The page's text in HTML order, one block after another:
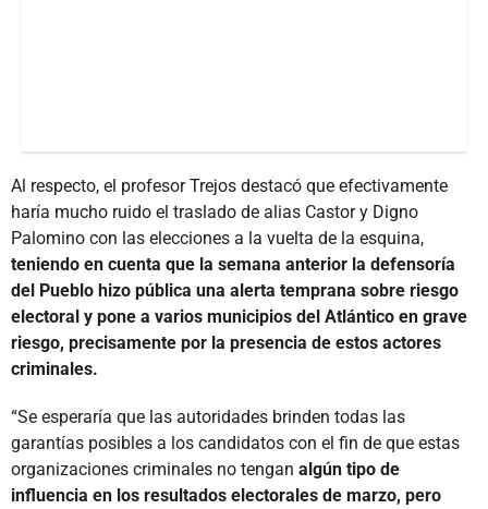
Al respecto, el profesor Trejos destacó que efectivamente
haría mucho ruido el traslado de alias Castor y Digno
Palomino con las elecciones a la vuelta de la esquina,
teniendo en cuenta que la semana anterior la defensoría
del Pueblo hizo pública una alerta temprana sobre riesgo
electoral y pone a varios municipios del Atlántico en grave
riesgo, precisamente por la presencia de estos actores
criminales.
“Se esperaría que las autoridades brinden todas las
garantías posibles a los candidatos con el fin de que estas
organizaciones criminales no tengan algún tipo de
influencia en los resultados electorales de marzo, pero